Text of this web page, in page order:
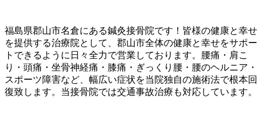
福島県郡山市名倉にある鍼灸接骨院です！皆様の健康と幸せ
を提供する治療院として、郡山市全体の健康と幸せをサポー
トできるように日々全力で営業しております。腰痛・肩こ
り・頭痛・坐骨神経痛・膝痛・ぎっくり腰・腰のヘルニア・
スポーツ障害など、幅広い症状を当院独自の施術法で根本回
復致します。当接骨院では交通事故治療も対応しています。